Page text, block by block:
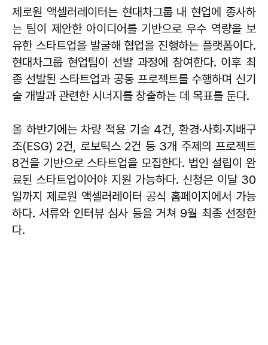
제로원 액셀러레이터는 현대차그룹 내 현업에 종사하
는 팀이 제안한 아이디어를 기반으로 우수 역량을 보
유한 스타트업을 발굴해 협업을 진행하는 플랫폼이다.
현대차그룹 현업팀이 선발 과정에 참여한다. 이후 최
종 선발된 스타트업과 공동 프로젝트를 수행하며 신기
술 개발과 관련한 시너지를 창출하는 데 목표를 둔다.
올 하반기에는 차량 적용 기술 4건, 환경·사회·지배구
조(ESG) 2건, 로보틱스 2건 등 3개 주제의 프로젝트
8건을 기반으로 스타트업을 모집한다. 법인 설립이 완
료된 스타트업이어야 지원 가능하다. 신청은 이달 30
일까지 제로원 액셀러레이터 공식 홈페이지에서 가능
하다. 서류와 인터뷰 심사 등을 거쳐 9월 최종 선정한
다.